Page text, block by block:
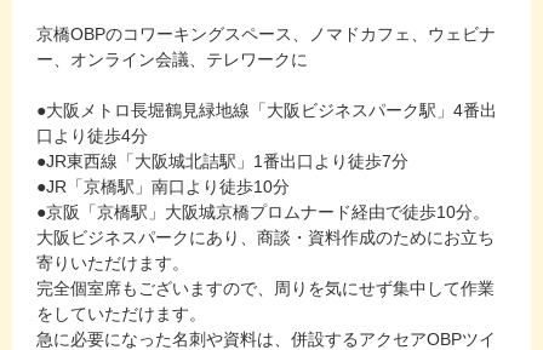
京橋OBPのコワーキングスペース、ノマドカフェ、ウェビナ
ー、オンライン会議、テレワークに
●大阪メトロ長堀鶴見緑地線「大阪ビジネスパーク駅」4番出
口より徒歩4分
●JR東西線「大阪城北詰駅」1番出口より徒歩7分
●JR「京橋駅」南口より徒歩10分
●京阪「京橋駅」大阪城京橋プロムナード経由で徒歩10分。
大阪ビジネスパークにあり、商談・資料作成のためにお立ち
寄りいただけます。
完全個室席もございますので、周りを気にせず集中して作業
をしていただけます。
急に必要になった名刺や資料は、併設するアクセアOBPツイ